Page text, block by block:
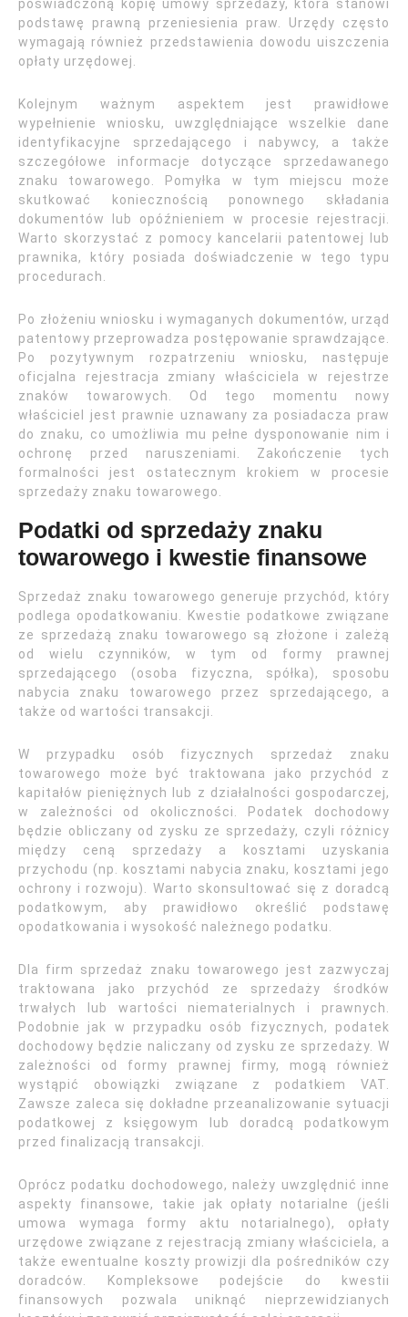
poświadczoną kopię umowy sprzedaży, która stanowi
podstawę prawną przeniesienia praw. Urzędy często
wymagają również przedstawienia dowodu uiszczenia
opłaty urzędowej.
Kolejnym ważnym aspektem jest prawidłowe
wypełnienie wniosku, uwzględniające wszelkie dane
identyfikacyjne sprzedającego i nabywcy, a także
szczegółowe informacje dotyczące sprzedawanego
znaku towarowego. Pomyłka w tym miejscu może
skutkować koniecznością ponownego składania
dokumentów lub opóźnieniem w procesie rejestracji.
Warto skorzystać z pomocy kancelarii patentowej lub
prawnika, który posiada doświadczenie w tego typu
procedurach.
Po złożeniu wniosku i wymaganych dokumentów, urząd
patentowy przeprowadza postępowanie sprawdzające.
Po pozytywnym rozpatrzeniu wniosku, następuje
oficjalna rejestracja zmiany właściciela w rejestrze
znaków towarowych. Od tego momentu nowy
właściciel jest prawnie uznawany za posiadacza praw
do znaku, co umożliwia mu pełne dysponowanie nim i
ochronę przed naruszeniami. Zakończenie tych
formalności jest ostatecznym krokiem w procesie
sprzedaży znaku towarowego.
Podatki od sprzedaży znaku
towarowego i kwestie finansowe
Sprzedaż znaku towarowego generuje przychód, który
podlega opodatkowaniu. Kwestie podatkowe związane
ze sprzedażą znaku towarowego są złożone i zależą
od wielu czynników, w tym od formy prawnej
sprzedającego (osoba fizyczna, spółka), sposobu
nabycia znaku towarowego przez sprzedającego, a
także od wartości transakcji.
W przypadku osób fizycznych sprzedaż znaku
towarowego może być traktowana jako przychód z
kapitałów pieniężnych lub z działalności gospodarczej,
w zależności od okoliczności. Podatek dochodowy
będzie obliczany od zysku ze sprzedaży, czyli różnicy
między ceną sprzedaży a kosztami uzyskania
przychodu (np. kosztami nabycia znaku, kosztami jego
ochrony i rozwoju). Warto skonsultować się z doradcą
podatkowym, aby prawidłowo określić podstawę
opodatkowania i wysokość należnego podatku.
Dla firm sprzedaż znaku towarowego jest zazwyczaj
traktowana jako przychód ze sprzedaży środków
trwałych lub wartości niematerialnych i prawnych.
Podobnie jak w przypadku osób fizycznych, podatek
dochodowy będzie naliczany od zysku ze sprzedaży. W
zależności od formy prawnej firmy, mogą również
wystąpić obowiązki związane z podatkiem VAT.
Zawsze zaleca się dokładne przeanalizowanie sytuacji
podatkowej z księgowym lub doradcą podatkowym
przed finalizacją transakcji.
Oprócz podatku dochodowego, należy uwzględnić inne
aspekty finansowe, takie jak opłaty notarialne (jeśli
umowa wymaga formy aktu notarialnego), opłaty
urzędowe związane z rejestracją zmiany właściciela, a
także ewentualne koszty prowizji dla pośredników czy
doradców. Kompleksowe podejście do kwestii
finansowych pozwala uniknąć nieprzewidzianych